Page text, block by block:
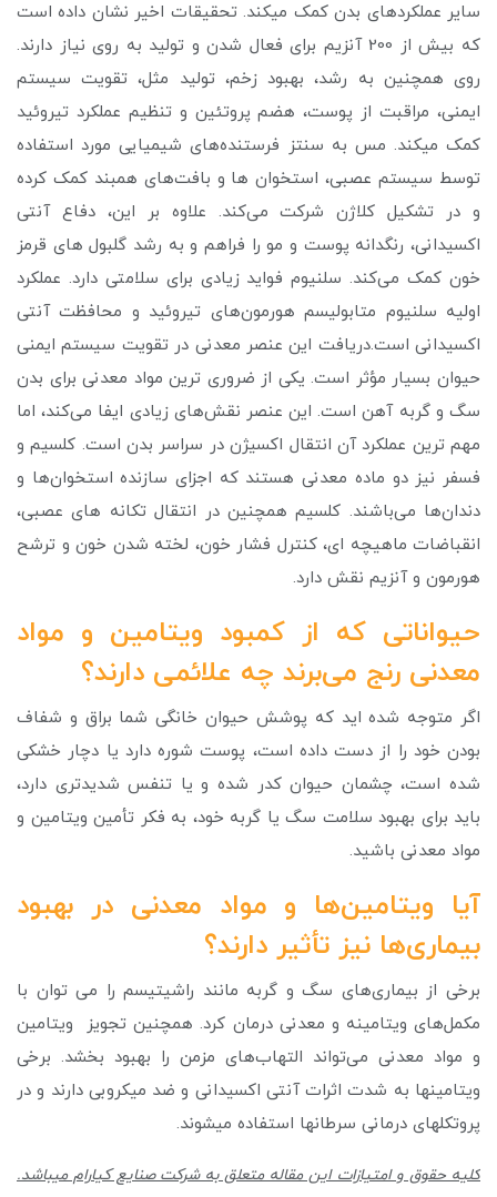
سایر عملکردهای بدن کمک می­کند. تحقیقات اخیر نشان داده است
که بیش از 200 آنزیم برای فعال شدن و تولید به روی نیاز دارند.
روی همچنین به رشد، بهبود زخم، تولید مثل، تقویت سیستم
ایمنی، مراقبت از پوست، هضم پروتئین و تنظیم عملکرد تیروئید
کمک می­کند. مس به سنتز فرستنده‌های شیمیایی مورد استفاده
توسط سیستم عصبی، استخوان ها و بافت‌های همبند کمک کرده
و در تشکیل کلاژن شرکت می‌کند. علاوه بر این، دفاع آنتی
اکسیدانی، رنگدانه پوست و مو را فراهم و به رشد گلبول های قرمز
خون کمک می‌کند. سلنیوم فواید زیادی برای سلامتی دارد. عملکرد
اولیه سلنیوم متابولیسم هورمون‌های تیروئید و محافظت آنتی
اکسیدانی است.دریافت این عنصر معدنی در تقویت سیستم ایمنی
حیوان بسیار مؤثر است. یکی از ضروری ترین مواد معدنی برای بدن
سگ و گربه آهن است. این عنصر نقش‌های زیادی ایفا می‌کند، اما
مهم ترین عملکرد آن انتقال اکسیژن در سراسر بدن است. کلسیم و
فسفر نیز دو ماده معدنی هستند که اجزای سازنده استخوان‌ها و
دندان‌ها می‌باشند. کلسیم همچنین در انتقال تکانه های عصبی،
انقباضات ماهیچه ای، کنترل فشار خون، لخته شدن خون و ترشح
هورمون و آنزیم نقش دارد.
حیواناتی که از کمبود ویتامین و مواد
معدنی رنج می‌برند چه علائمی دارند؟
اگر متوجه شده اید که پوشش حیوان خانگی شما براق و شفاف
بودن خود را از دست داده است، پوست شوره دارد یا دچار خشکی
شده است، چشمان حیوان کدر شده و یا تنفس شدیدتری دارد،
باید برای بهبود سلامت سگ یا گربه خود، به فکر تأمین ویتامین و
مواد معدنی باشید.
آیا ویتامین‌ها و مواد معدنی در بهبود
بیماری‌ها نیز تأثیر دارند؟
برخی از بیماری‌های سگ و گربه مانند راشیتیسم را می توان با
مکمل‌های ویتامینه و معدنی درمان کرد. همچنین تجویز ویتامین
و مواد معدنی می‌تواند التهاب‌های مزمن را بهبود بخشد. برخی
ویتامین­ها به شدت اثرات آنتی اکسیدانی و ضد میکروبی دارند و در
پروتکل­های درمانی سرطان­ها استفاده می­شوند.
کلیه حقوق و امتیازات این مقاله متعلق به شرکت صنایع کیارام میباشد.